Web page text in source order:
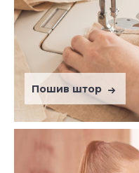
Пошив штор